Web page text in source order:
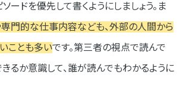
ードを優先して書くようにしましょう。ま
門的な仕事内容なども、外部の人間から
ことも多いです。第三者の視点で読んで
るか意識して、誰が読んでもわかるように